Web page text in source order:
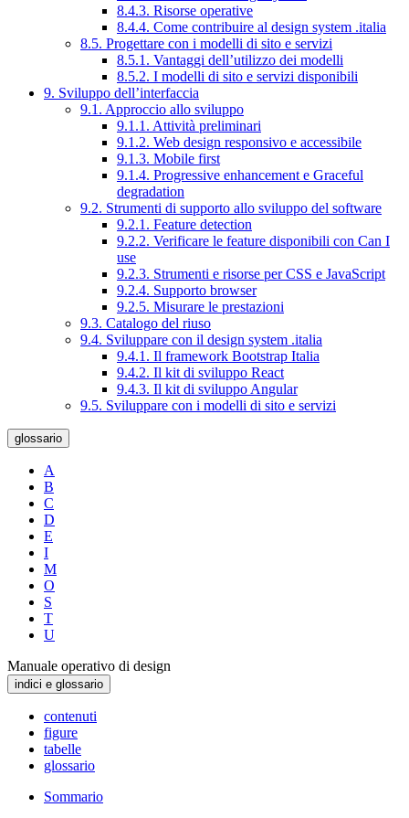
8.4.3. Risorse operative
8.4.4. Come contribuire al design system .italia
8.5. Progettare con i modelli di sito e servizi
8.5.1. Vantaggi dell’utilizzo dei modelli
8.5.2. I modelli di sito e servizi disponibili
9. Sviluppo dell’interfaccia
9.1. Approccio allo sviluppo
9.1.1. Attività preliminari
9.1.2. Web design responsivo e accessibile
9.1.3. Mobile first
9.1.4. Progressive enhancement e Graceful
degradation
9.2. Strumenti di supporto allo sviluppo del software
9.2.1. Feature detection
9.2.2. Verificare le feature disponibili con Can I
use
9.2.3. Strumenti e risorse per CSS e JavaScript
9.2.4. Supporto browser
9.2.5. Misurare le prestazioni
9.3. Catalogo del riuso
9.4. Sviluppare con il design system .italia
9.4.1. Il framework Bootstrap Italia
9.4.2. Il kit di sviluppo React
9.4.3. Il kit di sviluppo Angular
9.5. Sviluppare con i modelli di sito e servizi
glossario
A
B
C
D
E
I
M
O
S
T
U
Manuale operativo di design
indici e glossario
contenuti
figure
tabelle
glossario
Sommario